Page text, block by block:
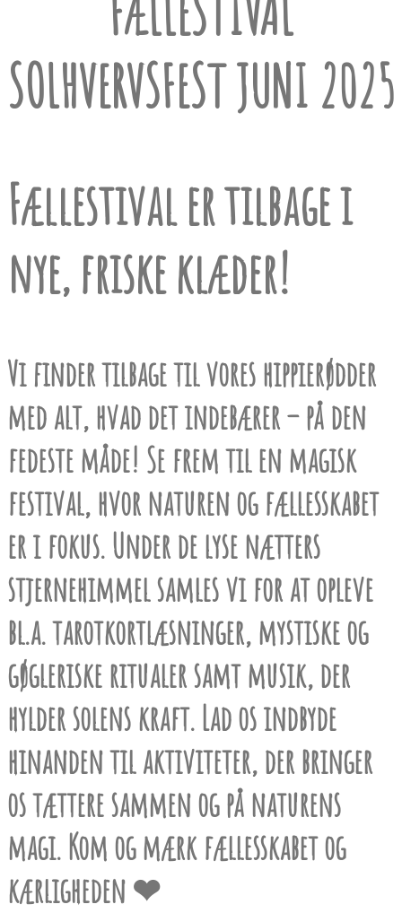
SOLHVERVSFEST JUNI 2025
Fællestival er tilbage i
nye, friske klæder!
Vi finder tilbage til vores hippierødder
med alt, hvad det indebærer – på den
fedeste måde! Se frem til en magisk
festival, hvor naturen og fællesskabet
er i fokus. Under de lyse nætters
stjernehimmel samles vi for at opleve
bl.a. tarotkortlæsninger, mystiske og
gøgleriske ritualer samt musik, der
hylder solens kraft. Lad os indbyde
hinanden til aktiviteter, der bringer
os tættere sammen og på naturens
magi. Kom og mærk fællesskabet og
kærligheden ❤